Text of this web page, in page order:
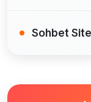
Sohbet